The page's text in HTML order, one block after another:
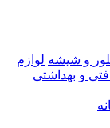
و شیشه لوازم
و بهداشتی